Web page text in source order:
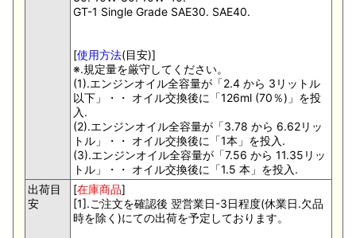
GT-1 Single Grade SAE30. SAE40.
[使用方法(目安)]
※.規定量を厳守してください。
(1).エンジンオイル全容量が「2.4 から 3リットル
以下」・・ オイル交換後に「126ml (70％)」を投
入.
(2).エンジンオイル全容量が「3.78 から 6.62リッ
トル」・・ オイル交換後に「1本」を投入.
(3).エンジンオイル全容量が「7.56 から 11.35リッ
トル」・・ オイル交換後に「1.5 本」を投入.
出荷目
安
[在庫商品]
[1].ご注文を確認後 翌営業日-3日程度(休業日.欠品
時を除く)にての出荷を予定しております。